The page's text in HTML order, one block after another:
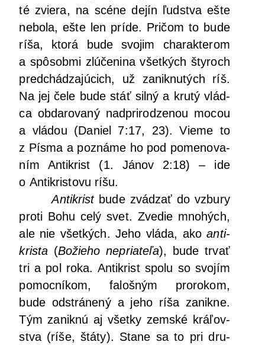
té zvie­ra, na scé­ne dejín ľud­stva ešte
nebo­la, ešte len prí­de. Pri­čom to bude
ríša, kto­rá bude svo­jim cha­rak­te­rom
a spô­sob­mi zlú­če­ni­na všet­kých šty­roch
pred­chá­dza­jú­cich, už zanik­nu­tých ríš.
Na jej čele bude stáť sil­ný a kru­tý vlád­
ca obda­ro­va­ný nad­pri­ro­dze­nou mocou
a vlá­dou (Daniel 7:17, 23). Vie­me to
z Pís­ma a pozná­me ho pod pome­no­va­
ním Anti­krist (1. Jánov 2:18) – ide
o Anti­kris­to­vu ríšu.
Anti­kristbude zvá­dzať do vzbu­ry
pro­ti Bohu celý svet. Zve­die mno­hých,
ale nie všet­kých. Jeho vlá­da, akoanti­
kris­ta (Božie­ho nepria­te­ľa), bude trvať
tri a pol roka. Anti­krist spo­lu so svo­jím
pomoc­ní­kom, faloš­ným pro­ro­kom,
bude odstrá­ne­ný a jeho ríša zanik­ne.
Tým zanik­nú aj všet­ky zem­ské krá­ľov­
stva (ríše, štá­ty). Sta­ne sa to pri dru­